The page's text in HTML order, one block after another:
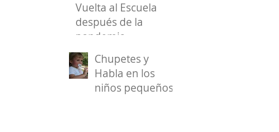
Vuelta al Escuela
después de la
pandemia
Chupetes y
Habla en los
niños pequeños.